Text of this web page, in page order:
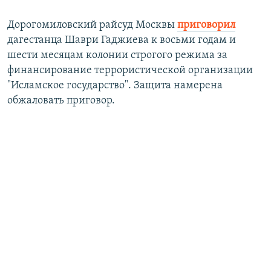
Дорогомиловский райсуд Москвы приговорил
дагестанца Шаври Гаджиева к восьми годам и
шести месяцам колонии строгого режима за
финансирование террористической организации
"Исламское государство". Защита намерена
обжаловать приговор.